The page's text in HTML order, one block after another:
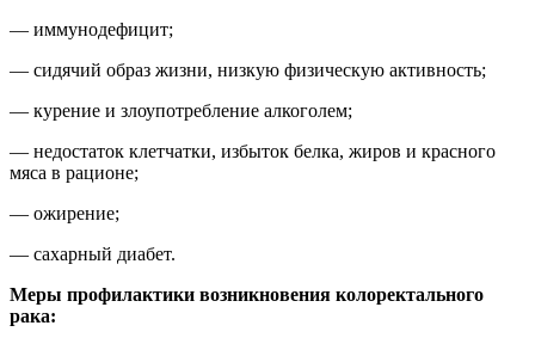
— иммунодефицит;
— сидячий образ жизни, низкую физическую активность;
— курение и злоупотребление алкоголем;
— недостаток клетчатки, избыток белка, жиров и красного
мяса в рационе;
— ожирение;
— сахарный диабет.
Меры профилактики возникновения колоректального
рака: